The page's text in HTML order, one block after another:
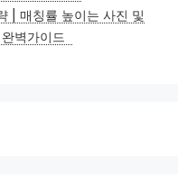
| 매칭률 높이는 사진 및
벽가이드